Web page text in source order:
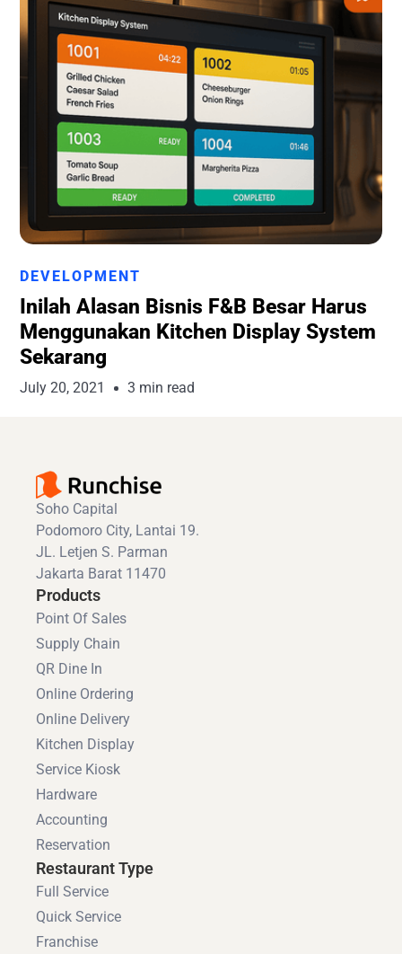
Runchise Team
DEVELOPMENT
Inilah Alasan Bisnis F&B Besar Harus
Menggunakan Kitchen Display System
Sekarang
July 20, 2021 3 min read
Soho Capital
Podomoro City, Lantai 19.
JL. Letjen S. Parman
Jakarta Barat 11470
Products
Point Of Sales
Supply Chain
QR Dine In
Online Ordering
Online Delivery
Kitchen Display
Service Kiosk
Hardware
Accounting
Reservation
Restaurant Type
Full Service
Quick Service
Franchise